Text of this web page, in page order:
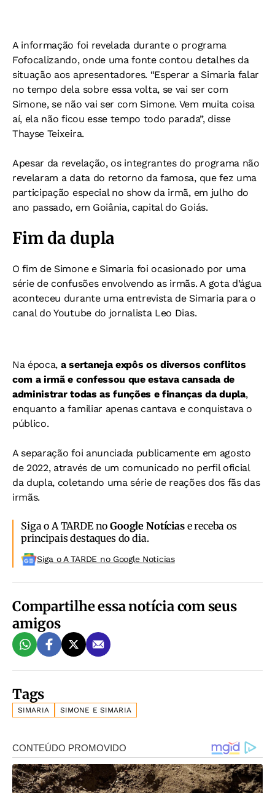
A informação foi revelada durante o programa
Fofocalizando, onde uma fonte contou detalhes da
situação aos apresentadores. “Esperar a Simaria falar
no tempo dela sobre essa volta, se vai ser com
Simone, se não vai ser com Simone. Vem muita coisa
aí, ela não ficou esse tempo todo parada”, disse
Thayse Teixeira.
Apesar da revelação, os integrantes do programa não
revelaram a data do retorno da famosa, que fez uma
participação especial no show da irmã, em julho do
ano passado, em Goiânia, capital do Goiás.
Fim da dupla
O fim de Simone e Simaria foi ocasionado por uma
série de confusões envolvendo as irmãs. A gota d’água
aconteceu durante uma entrevista de Simaria para o
canal do Youtube do jornalista Leo Dias.
Na época, a sertaneja expôs os diversos conflitos
com a irmã e confessou que estava cansada de
administrar todas as funções e finanças da dupla,
enquanto a familiar apenas cantava e conquistava o
público.
A separação foi anunciada publicamente em agosto
de 2022, através de um comunicado no perfil oficial
da dupla, coletando uma série de reações dos fãs das
irmãs.
Siga o A TARDE noGoogle Notíciase receba os
principais destaques do dia.
Siga o A TARDE no Google Noticias
Compartilhe essa notícia com seus
amigos
Tags
SIMARIA SIMONE E SIMARIA